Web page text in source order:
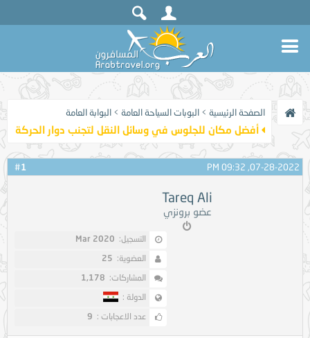
الصفحة الرئيسية > البوبات السياحة العامة > البوابة العامة
أفضل مكان للجلوس في وسائل النقل لتجنب دوار الحركة
1 07-28-2022, 09:32 PM
Tareq Ali
عضو برونزي
التسجيل: Mar 2020
العضوية: 25
المشاركات: 1,178
الدولة :
عدد الاعجابات : 9